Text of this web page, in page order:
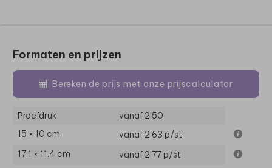
Formaten en prijzen
Bereken de prijs met onze prijscalculator
Proefdruk
vanaf 2,50
15 × 10 cm
vanaf 2,63 p/st
17.1 × 11.4 cm
vanaf 2,77 p/st